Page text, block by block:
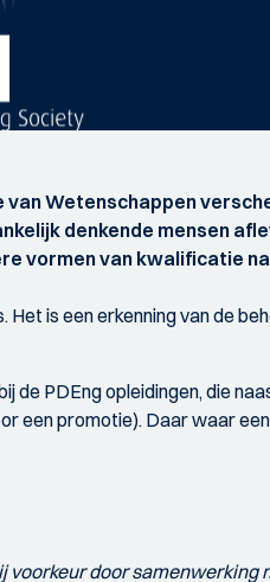
Wetenschappen
denkende mensen
vormen van kwalificatie
is een erkenning van de
PDEng opleidingen, die
promotie). Daar waar
door samenwerking